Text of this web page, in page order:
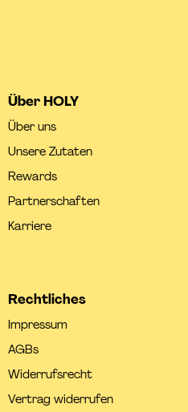
Über HOLY
Über uns
Unsere Zutaten
Rewards
Partnerschaften
Karriere
Rechtliches
Impressum
AGBs
Widerrufsrecht
Vertrag widerrufen